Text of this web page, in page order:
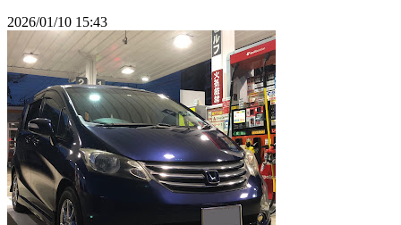
2026/01/10 15:43